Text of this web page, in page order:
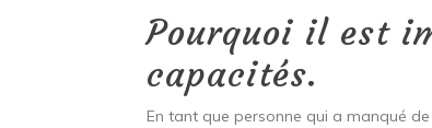
Pourquoi il est
capacités.
En tant que personne qui a manqué